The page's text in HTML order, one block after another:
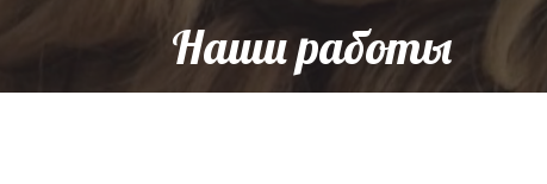
Наши работы